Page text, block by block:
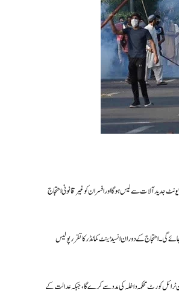
قائم کیا جائے گا۔ یہ یونٹ جدید آلات سے لیس ہوگا اور افسران کو غیر قانونی احتجاج
گی۔ احتجاج کے دوران انسیڈینٹ کمانڈر کا تقرر پولیس
ٹرائل کورٹ محکمہ داخلہ کی مدد سے کرے گا، جبکہ عدالت کے